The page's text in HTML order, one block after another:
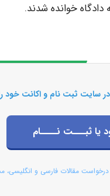
دادگاه خوانده شدند.
سایت ثبت نام و اکانت خود
یا ثبـــت نــــام
مقالات فارسی و